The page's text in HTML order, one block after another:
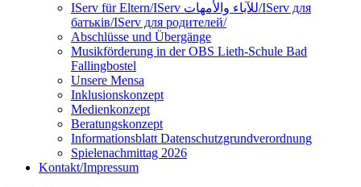
IServ für Eltern/IServ للآباء والأمهات/IServ для
батьків/IServ для родителей/
Abschlüsse und Übergänge
Musikförderung in der OBS Lieth-Schule Bad
Fallingbostel
Unsere Mensa
Inklusionskonzept
Medienkonzept
Beratungskonzept
Informationsblatt Datenschutzgrundverordnung
Spielenachmittag 2026
Kontakt/Impressum